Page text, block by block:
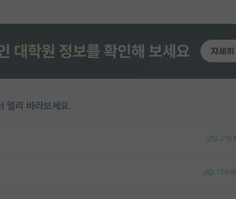
멀리 바라보세요.
219
179